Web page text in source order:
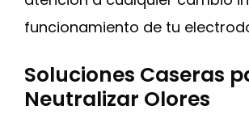
funcionamiento de tu
Soluciones Caseras
Neutralizar Olores